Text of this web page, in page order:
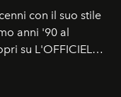
con il suo stile
anni '90 al
su L'OFFICIEL